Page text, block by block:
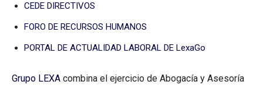
CEDE DIRECTIVOS
FORO DE RECURSOS HUMANOS
PORTAL DE ACTUALIDAD LABORAL DE LexaGo
Grupo LEXA combina el ejercicio de Abogacía y Asesoría